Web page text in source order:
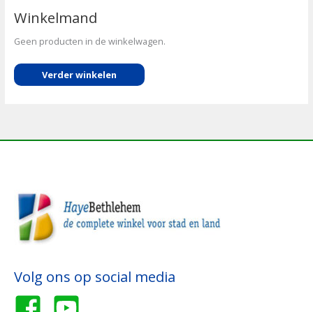
Winkelmand
Geen producten in de winkelwagen.
Verder winkelen
Volg ons op social media